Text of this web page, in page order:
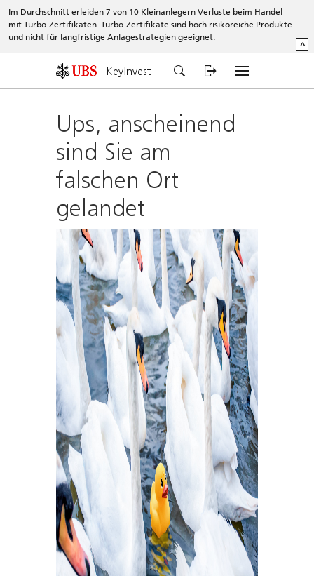
Im Durchschnitt erleiden 7 von 10 Kleinanlegern Verluste beim Handel
mit Turbo-Zertifikaten. Turbo-Zertifikate sind hoch risikoreiche Produkte
und nicht für langfristige Anlagestrategien geeignet.
^
KeyInvest
Ups, anscheinend
sind Sie am
falschen Ort
gelandet